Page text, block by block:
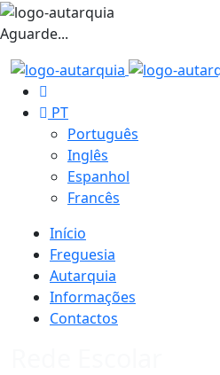
Aguarde...
PT
Português
Inglês
Espanhol
Francês
Início
Freguesia
Autarquia
Informações
Contactos